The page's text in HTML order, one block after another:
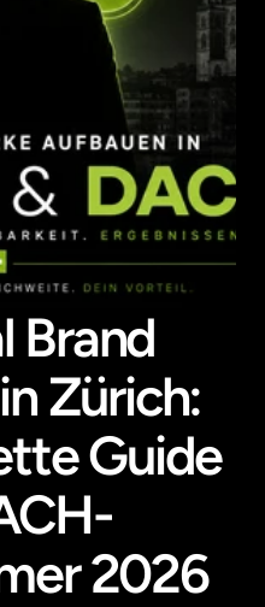
Brand
Zürich:
Guide
2026